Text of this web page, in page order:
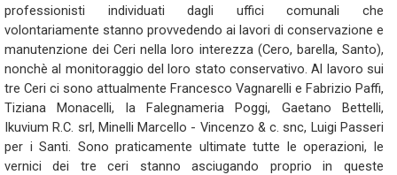
professionisti individuati dagli uffici comunali che
volontariamente stanno provvedendo ai lavori di conservazione e
manutenzione dei Ceri nella loro interezza (Cero, barella, Santo),
nonchè al monitoraggio del loro stato conservativo. Al lavoro sui
tre Ceri ci sono attualmente Francesco Vagnarelli e Fabrizio Paffi,
Tiziana Monacelli, la Falegnameria Poggi, Gaetano Bettelli,
Ikuvium R.C. srl, Minelli Marcello - Vincenzo & c. snc, Luigi Passeri
per i Santi. Sono praticamente ultimate tutte le operazioni, le
vernici dei tre ceri stanno asciugando proprio in queste